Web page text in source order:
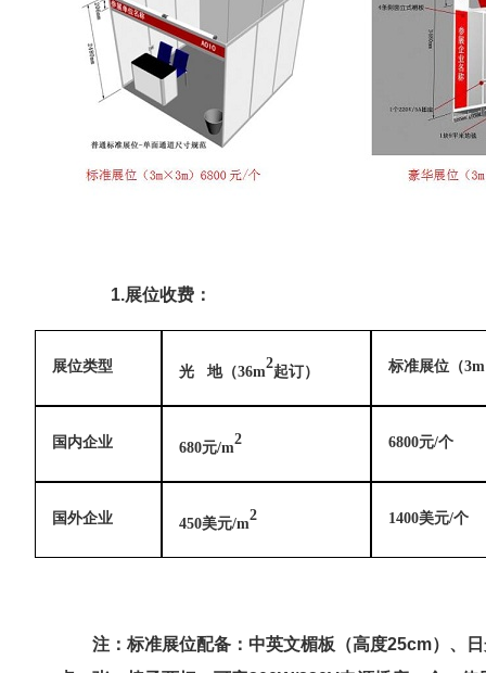
1.展位收费：
展位类型 光 地（36m
2
起订） 标准展位（
国内企业 680元/m
2 6800元/个
国外企业 450美元/m
2 1400美元/个
注： 标准展位配备：中英文楣板（高度25cm）、